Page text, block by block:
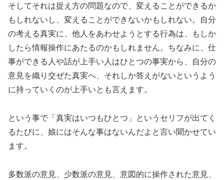
そしてそれは捉え方の問題なので、変えることができるか
もしれないし、変えることができないかもしれない。自分
の考える真実に、他人をあわせようとする行為は、もしか
したら情報操作にあたるのかもしれません。ちなみに、仕
事ができる人や話が上手い人はひとつの事実から、自分の
意見を織り交ぜた真実へ、それしか答えがないというよう
に持っていくのが上手いとも言えます。
という事で「真実はいつもひとつ」というセリフが出てく
るたびに、娘にはそんな事はないんだよと言い聞かせてい
ます。
多数派の意見、少数派の意見、意図的に操作された意見、